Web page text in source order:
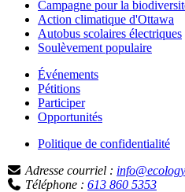
Campagne pour la
Action climatique d'Ottawa
Autobus scolaires électriques
Soulèvement populaire
Événements
Pétitions
Participer
Opportunités
Politique de confidentialité
Adresse courriel :
Téléphone : 613 860 5353